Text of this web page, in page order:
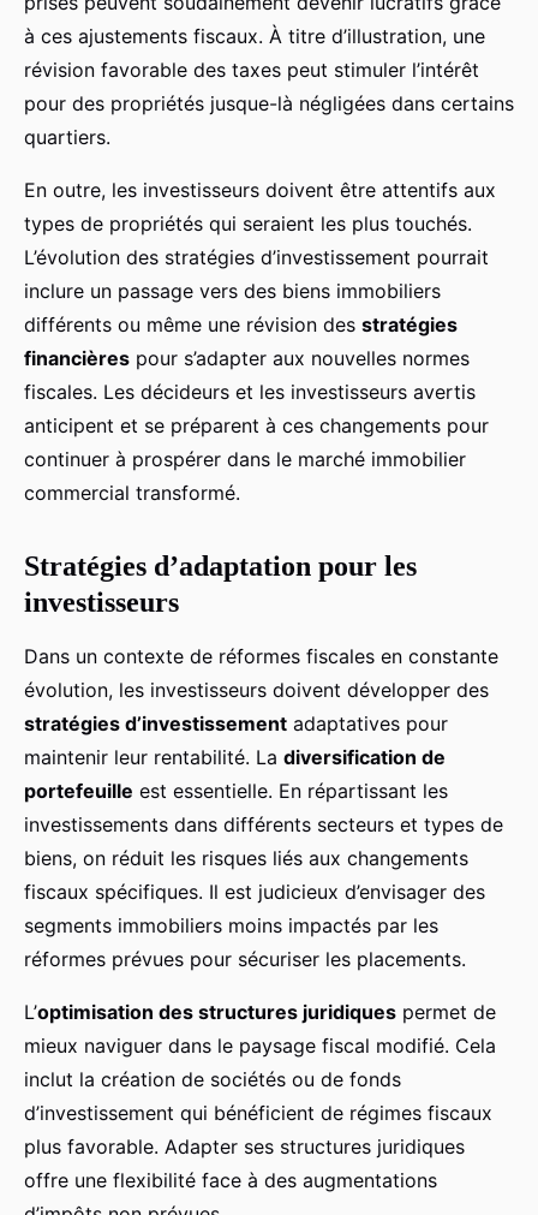
à ces ajustements fiscaux. À titre d’illustration, une
révision favorable des taxes peut stimuler l’intérêt
pour des propriétés jusque-là négligées dans certains
quartiers.
En outre, les investisseurs doivent être attentifs aux
types de propriétés qui seraient les plus touchés.
L’évolution des stratégies d’investissement pourrait
inclure un passage vers des biens immobiliers
différents ou même une révision des stratégies
financières pour s’adapter aux nouvelles normes
fiscales. Les décideurs et les investisseurs avertis
anticipent et se préparent à ces changements pour
continuer à prospérer dans le marché immobilier
commercial transformé.
Stratégies d’adaptation pour les
investisseurs
Dans un contexte de réformes fiscales en constante
évolution, les investisseurs doivent développer des
stratégies d’investissement adaptatives pour
maintenir leur rentabilité. La diversification de
portefeuille est essentielle. En répartissant les
investissements dans différents secteurs et types de
biens, on réduit les risques liés aux changements
fiscaux spécifiques. Il est judicieux d’envisager des
segments immobiliers moins impactés par les
réformes prévues pour sécuriser les placements.
L’optimisation des structures juridiques permet de
mieux naviguer dans le paysage fiscal modifié. Cela
inclut la création de sociétés ou de fonds
d’investissement qui bénéficient de régimes fiscaux
plus favorable. Adapter ses structures juridiques
offre une flexibilité face à des augmentations